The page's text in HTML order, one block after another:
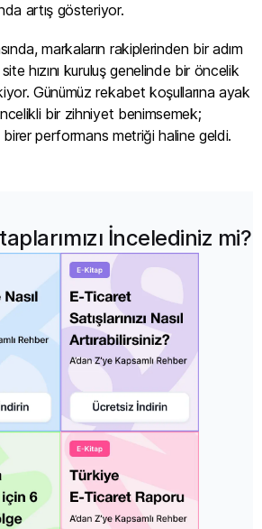
artış gösteriyor.
markaların rakiplerinden bir adım
hızını kuruluş genelinde bir öncelik
Günümüz rekabet koşullarına ayak
bir zihniyet benimsemek;
performans metriği haline geldi.
İncelediniz mi?